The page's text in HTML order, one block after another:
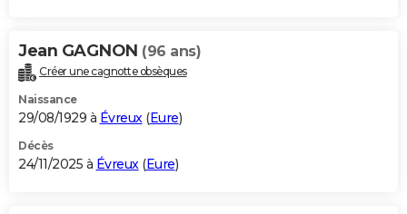
Jean GAGNON (96 ans)
Créer une cagnotte obsèques
Naissance
29/08/1929 à Évreux(Eure)
Décès
24/11/2025 à Évreux(Eure)